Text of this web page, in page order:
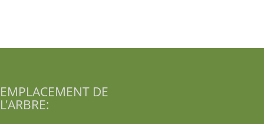
EMPLACEMENT DE
L'ARBRE: